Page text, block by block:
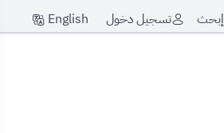
إبحث تسجيل دخول English